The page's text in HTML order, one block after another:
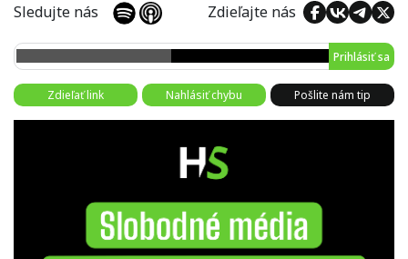
Sledujte nás Zdieľajte nás
Prihlásiť sa
Zdieľať link Nahlásiť chybu Pošlite nám tip